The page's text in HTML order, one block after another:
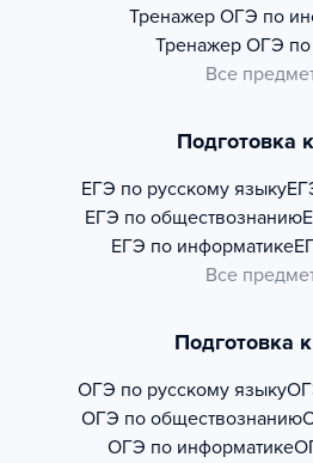
Тренажер ОГЭ по
Тренажер ОГЭ по
Все
Подготовка
ЕГЭ по русскому языку
ЕГЭ по обществознанию
ЕГЭ по информатике
Все
Подготовка
ОГЭ по русскому языку
ОГЭ по обществознанию
ОГЭ по информатике